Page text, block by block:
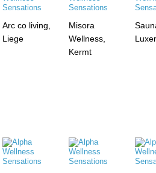
Arc co living,
Liege
Misora
Wellness,
Kermt